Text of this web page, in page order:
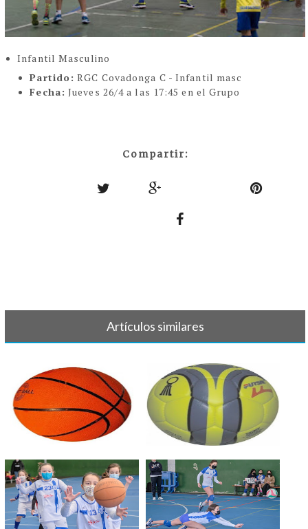
Infantil Masculino
Partido: RGC Covadonga C - Infantil masc
Fecha: Jueves 26/4 a las 17:45 en el Grupo
Compartir:
Artículos similares
BALONCESTO - Crónicas y
resultados [...]
BALONMANO - Crónica y
resultado 7 d[...]